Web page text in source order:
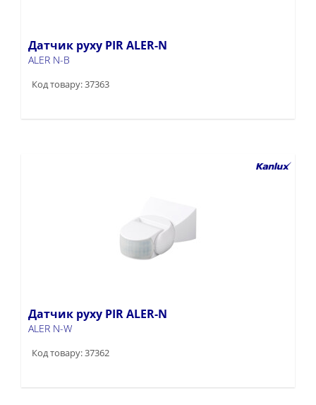
Датчик руху PIR ALER-N
ALER N-B
Код товару: 37363
Датчик руху PIR ALER-N
ALER N-W
Код товару: 37362